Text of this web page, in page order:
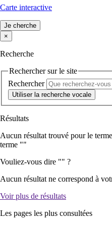
Carte interactive
Je cherche
×
Recherche
Rechercher sur le site
Rechercher
Utiliser la recherche vocale
Résultats
Aucun résultat trouvé pour le
terme ""
Vouliez-vous dire "" ?
Aucun résultat ne correspond à
Voir plus de résultats
Les pages les plus consultées